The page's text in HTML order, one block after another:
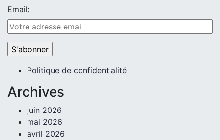
Email:
Politique de confidentialité
Archives
juin 2026
mai 2026
avril 2026